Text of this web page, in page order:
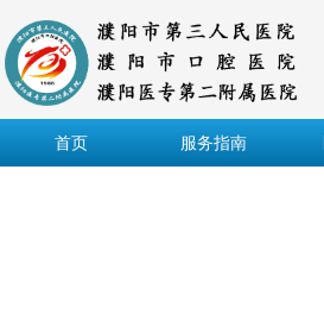
首页 服务指南